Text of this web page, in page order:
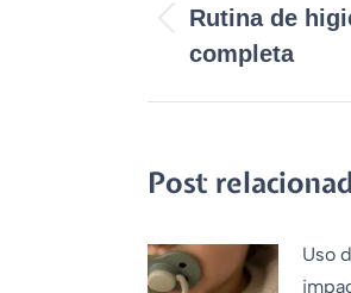
Rutina de
completa
Post
Uso